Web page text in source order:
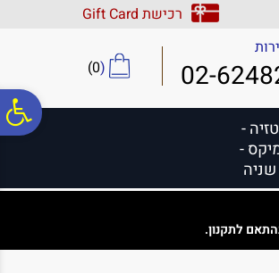
נגישות
אתר
המרכזי
רכישת Gift Card
02-
(
0
)
-
-
שניה
לתקנון.